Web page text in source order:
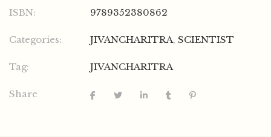
ISBN: 9789352380862
Categories: JIVANCHARITRA, SCIENTIST
Tag: JIVANCHARITRA
Share